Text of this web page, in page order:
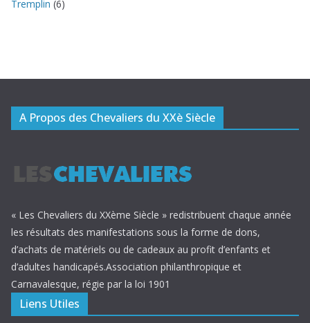
Tremplin (6)
A Propos des Chevaliers du XXè Siècle
« Les Chevaliers du XXème Siècle » redistribuent chaque année
les résultats des manifestations sous la forme de dons,
d’achats de matériels ou de cadeaux au profit d’enfants et
d’adultes handicapés.Association philanthropique et
Carnavalesque, régie par la loi 1901
Liens Utiles